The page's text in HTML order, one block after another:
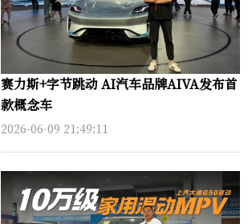
赛力斯+字节跳动 AI汽车品牌AIVA发布首
款概念车
2026-06-09 21:49:11